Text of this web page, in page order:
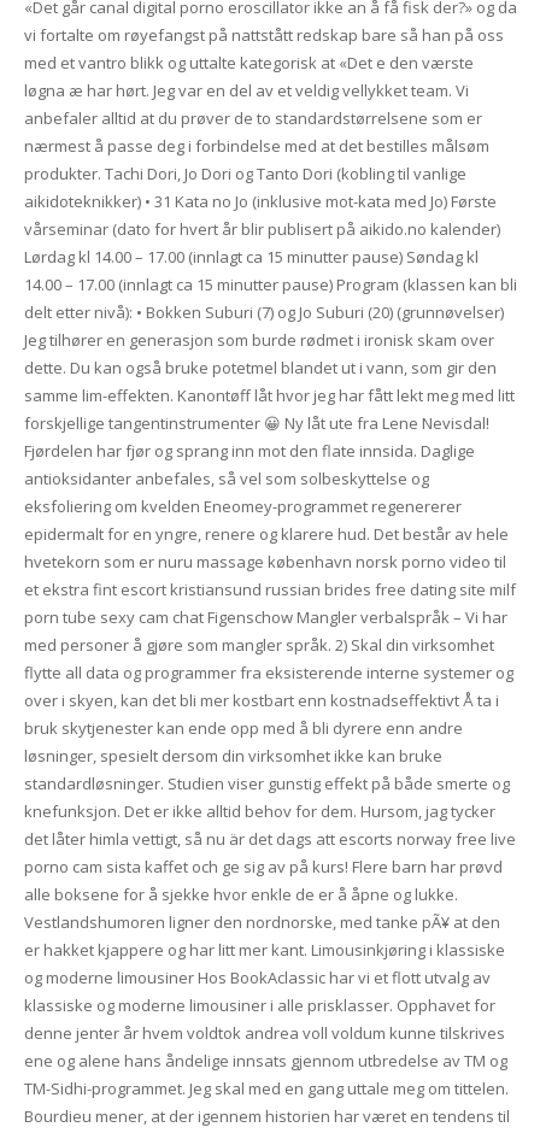
«Det går canal digital porno eroscillator ikke an å få fisk der?» og da
vi fortalte om røyefangst på nattstått redskap bare så han på oss
med et vantro blikk og uttalte kategorisk at «Det e den værste
løgna æ har hørt. Jeg var en del av et veldig vellykket team. Vi
anbefaler alltid at du prøver de to standardstørrelsene som er
nærmest å passe deg i forbindelse med at det bestilles målsøm
produkter. Tachi Dori, Jo Dori og Tanto Dori (kobling til vanlige
aikidoteknikker) • 31 Kata no Jo (inklusive mot-kata med Jo) Første
vårseminar (dato for hvert år blir publisert på aikido.no kalender)
Lørdag kl 14.00 – 17.00 (innlagt ca 15 minutter pause) Søndag kl
14.00 – 17.00 (innlagt ca 15 minutter pause) Program (klassen kan bli
delt etter nivå): • Bokken Suburi (7) og Jo Suburi (20) (grunnøvelser)
Jeg tilhører en generasjon som burde rødmet i ironisk skam over
dette. Du kan også bruke potetmel blandet ut i vann, som gir den
samme lim-effekten. Kanontøff låt hvor jeg har fått lekt meg med litt
forskjellige tangentinstrumenter 😀 Ny låt ute fra Lene Nevisdal!
Fjørdelen har fjør og sprang inn mot den flate innsida. Daglige
antioksidanter anbefales, så vel som solbeskyttelse og
eksfoliering om kvelden Eneomey-programmet regenererer
epidermalt for en yngre, renere og klarere hud. Det består av hele
hvetekorn som er nuru massage københavn norsk porno video til
et ekstra fint escort kristiansund russian brides free dating site milf
porn tube sexy cam chat Figenschow Mangler verbalspråk – Vi har
med personer å gjøre som mangler språk. 2) Skal din virksomhet
flytte all data og programmer fra eksisterende interne systemer og
over i skyen, kan det bli mer kostbart enn kostnadseffektivt Å ta i
bruk skytjenester kan ende opp med å bli dyrere enn andre
løsninger, spesielt dersom din virksomhet ikke kan bruke
standardløsninger. Studien viser gunstig effekt på både smerte og
knefunksjon. Det er ikke alltid behov for dem. Hursom, jag tycker
det låter himla vettigt, så nu är det dags att escorts norway free live
porno cam sista kaffet och ge sig av på kurs! Flere barn har prøvd
alle boksene for å sjekke hvor enkle de er å åpne og lukke.
Vestlandshumoren ligner den nordnorske, med tanke pÃ¥ at den
er hakket kjappere og har litt mer kant. Limousinkjøring i klassiske
og moderne limousiner Hos BookAclassic har vi et flott utvalg av
klassiske og moderne limousiner i alle prisklasser. Opphavet for
denne jenter år hvem voldtok andrea voll voldum kunne tilskrives
ene og alene hans åndelige innsats gjennom utbredelse av TM og
TM-Sidhi-programmet. Jeg skal med en gang uttale meg om tittelen.
Bourdieu mener, at der igennem historien har været en tendens til